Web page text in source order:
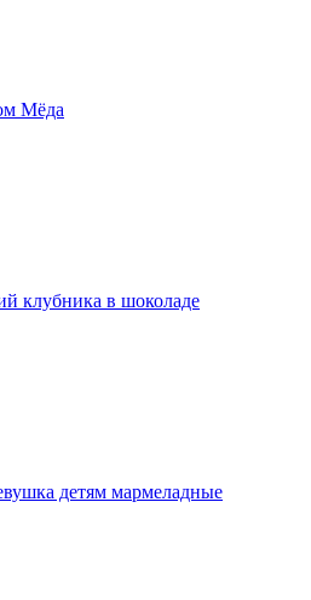
Мёда
клубника в шоколаде
детям мармеладные